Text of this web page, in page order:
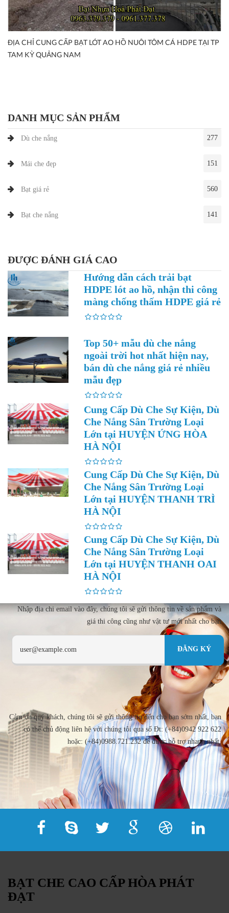
ĐỊA CHỈ CUNG CẤP BẠT LÓT AO HỒ NUÔI TÔM CÁ HDPE TẠI TP
TAM KỲ QUẢNG NAM
DANH MỤC SẢN PHẨM
Dù che nắng 277
Mái che đẹp 151
Bạt giá rẻ 560
Bạt che nắng 141
ĐƯỢC ĐÁNH GIÁ CAO
Hướng dẫn cách trải bạt
HDPE lót ao hồ, nhận thi công
màng chống thấm HDPE giá rẻ
Top 50+ mẫu dù che nắng
ngoài trời hot nhất hiện nay,
bán dù che nắng giá rẻ nhiều
mẫu đẹp
Cung Cấp Dù Che Sự Kiện, Dù
Che Nắng Sân Trường Loại
Lớn tại HUYỆN ỨNG HÒA
HÀ NỘI
Cung Cấp Dù Che Sự Kiện, Dù
Che Nắng Sân Trường Loại
Lớn tại HUYỆN THANH TRÌ
HÀ NỘI
Cung Cấp Dù Che Sự Kiện, Dù
Che Nắng Sân Trường Loại
Lớn tại HUYỆN THANH OAI
HÀ NỘI
Nhập địa chi email vào đây, chúng tôi sẽ gửi thông tin về sản phẩm và
giá thi công cũng như vật tư mới nhất cho bạn
Cảm ơn quý khách, chúng tôi sẽ gửi thông tin đến cho bạn sớm nhất, bạn
có thể chủ động liên hệ với chúng tôi qua số Đt: (+84)0942 922 622
hoặc: (+84)0988.721.232 để được hỗ trợ nhanh nhất.
BẠT CHE CAO CẤP HÒA PHÁT
ĐẠT